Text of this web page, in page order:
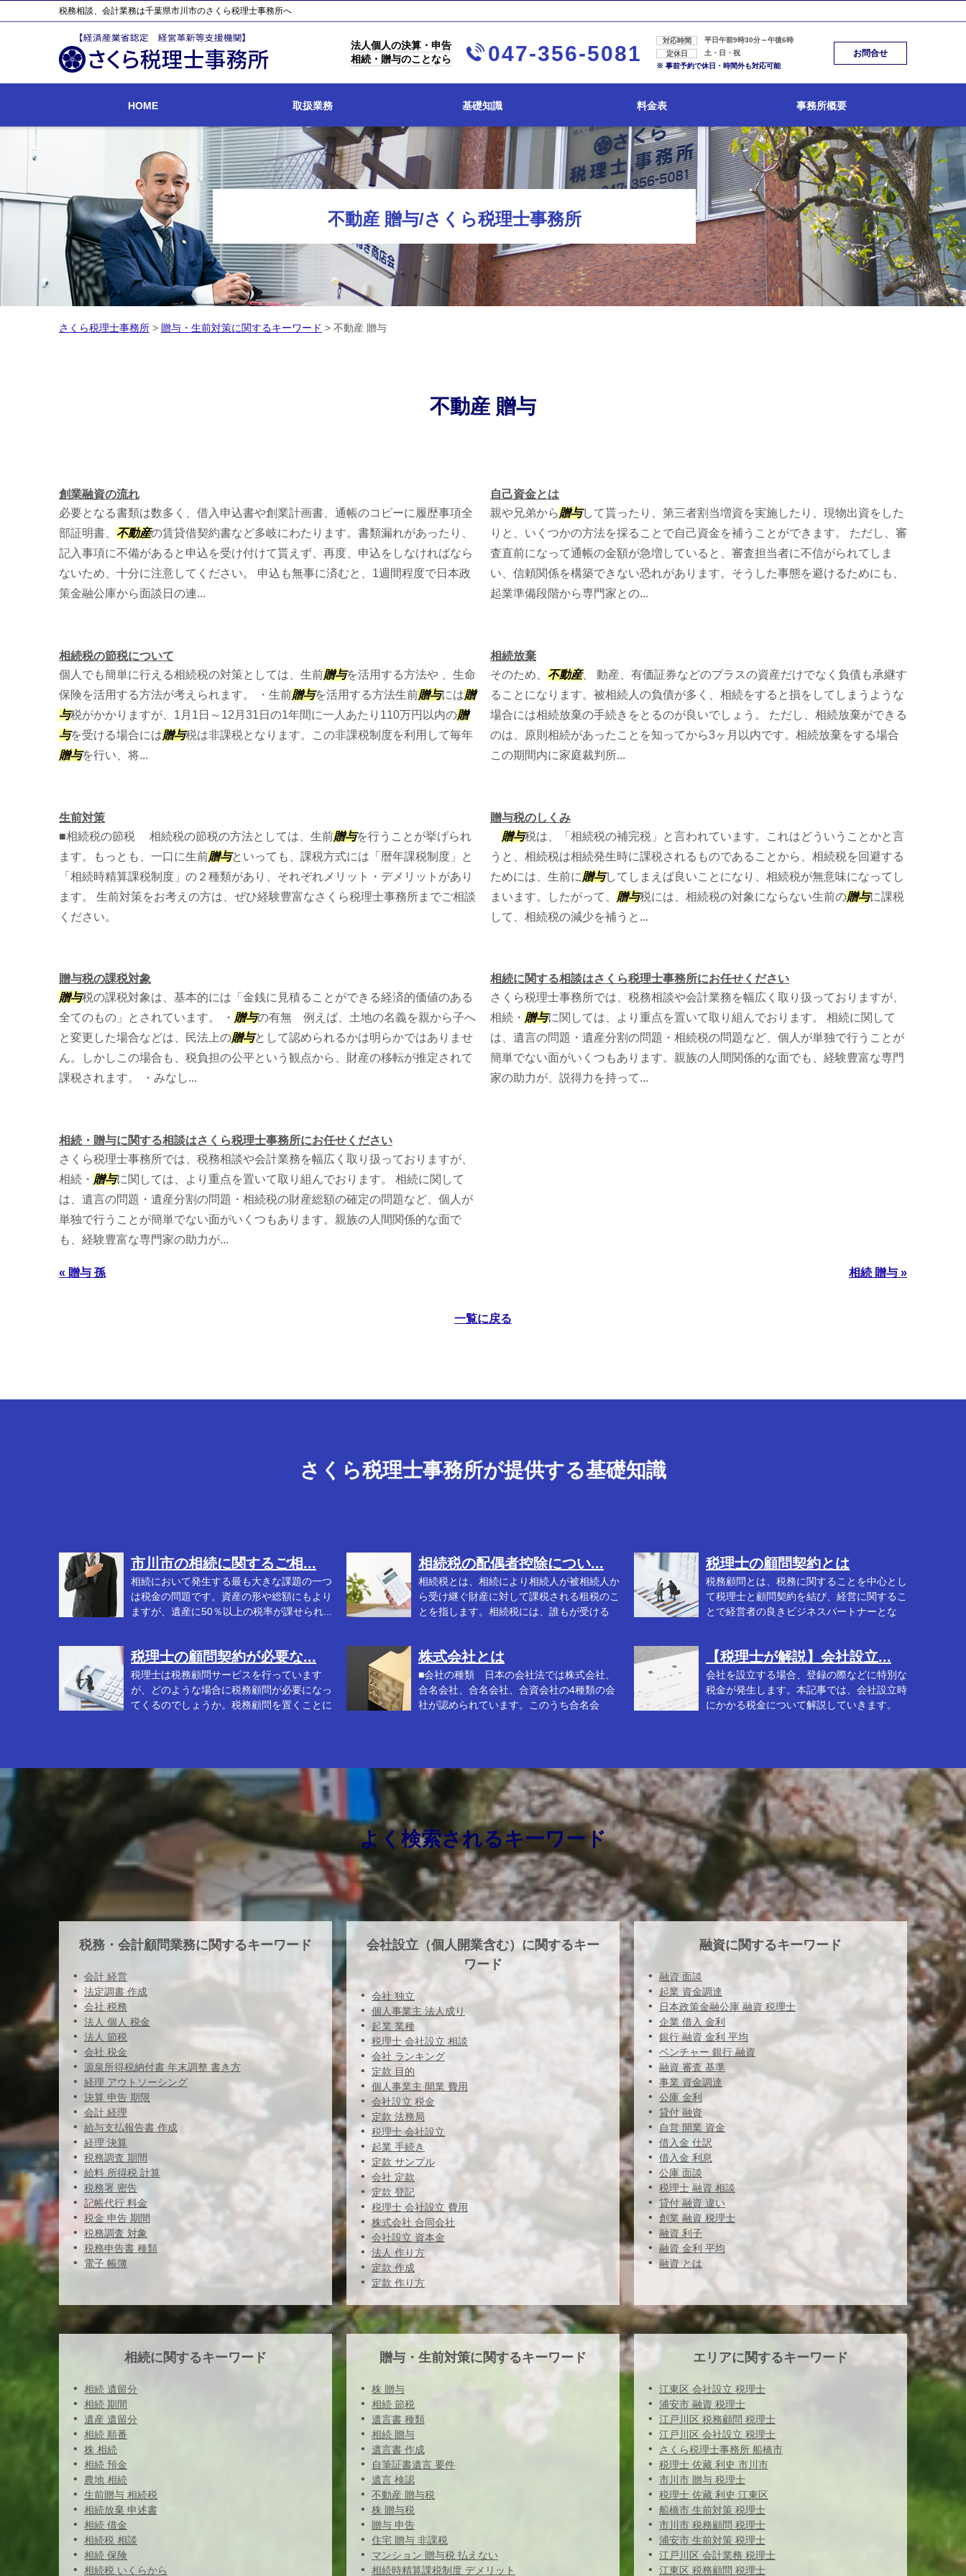
税務相談、会計業務は千葉県市川市のさくら税理士事務所へ
法人個人の決算・申告
相続・贈与のことなら
047-356-5081
対応時間
平日午前9時30分～午後6時
定休日
土・日・祝
※ 事前予約で休日・時間外も対応可能
お問合せ
HOME 取扱業務 基礎知識 料金表 事務所概要
不動産 贈与/さくら税理士事務所
さくら税理士事務所 > 贈与・生前対策に関するキーワード > 不動産 贈与
不動産 贈与
創業融資の流れ
必要となる書類は数多く、借入申込書や創業計画書、通帳のコピーに履歴事項全
部証明書、 不動産の賃貸借契約書など多岐にわたります。書類漏れがあったり、
記入事項に不備があると申込を受け付けて貰えず、再度、申込をしなければなら
ないため、十分に注意してください。 申込も無事に済むと、1週間程度で日本政
策金融公庫から面談日の連...
自己資金とは
親や兄弟から贈与して貰ったり、第三者割当増資を実施したり、現物出資をした
りと、いくつかの方法を採ることで自己資金を補うことができます。 ただし、審
査直前になって通帳の金額が急増していると、審査担当者に不信がられてしま
い、信頼関係を構築できない恐れがあります。そうした事態を避けるためにも、
起業準備段階から専門家との...
相続税の節税について
個人でも簡単に行える相続税の対策としては、生前贈与を活用する方法や 、生命
保険を活用する方法が考えられます。 ・生前贈与を活用する方法生前贈与には贈
与税がかかりますが、1月1日～12月31日の1年間に一人あたり110万円以内の贈
与を受ける場合には贈与税は非課税となります。この非課税制度を利用して毎年
贈与を行い、将...
相続放棄
そのため、 不動産、 動産、有価証券などのプラスの資産だけでなく負債も承継す
ることになります。被相続人の負債が多く、相続をすると損をしてしまうような
場合には相続放棄の手続きをとるのが良いでしょう。 ただし、相続放棄ができる
のは、原則相続があったことを知ってから3ヶ月以内です。相続放棄をする場合
この期間内に家庭裁判所...
生前対策
■相続税の節税 相続税の節税の方法としては、生前贈与を行うことが挙げられ
ます。もっとも、一口に生前贈与といっても、課税方式には「暦年課税制度」と
「相続時精算課税制度」の２種類があり、それぞれメリット・デメリットがあり
ます。 生前対策をお考えの方は、ぜひ経験豊富なさくら税理士事務所までご相談
ください。
贈与税のしくみ
贈与税は、「相続税の補完税」と言われています。これはどういうことかと言
うと、相続税は相続発生時に課税されるものであることから、相続税を回避する
ためには、生前に贈与してしまえば良いことになり、相続税が無意味になってし
まいます。したがって、 贈与税には、相続税の対象にならない生前の贈与に課税
して、相続税の減少を補うと...
贈与税の課税対象
贈与税の課税対象は、基本的には「金銭に見積ることができる経済的価値のある
全てのもの」とされています。 ・ 贈与の有無 例えば、土地の名義を親から子へ
と変更した場合などは、民法上の贈与として認められるかは明らかではありませ
ん。しかしこの場合も、税負担の公平という観点から、財産の移転が推定されて
課税されます。 ・みなし...
相続に関する相談はさくら税理士事務所にお任せください
さくら税理士事務所では、税務相談や会計業務を幅広く取り扱っておりますが、
相続・ 贈与に関しては、より重点を置いて取り組んでおります。 相続に関して
は、遺言の問題・遺産分割の問題・相続税の問題など、個人が単独で行うことが
簡単でない面がいくつもあります。親族の人間関係的な面でも、経験豊富な専門
家の助力が、説得力を持って...
相続・贈与に関する相談はさくら税理士事務所にお任せください
さくら税理士事務所では、税務相談や会計業務を幅広く取り扱っておりますが、
相続・ 贈与に関しては、より重点を置いて取り組んでおります。 相続に関して
は、遺言の問題・遺産分割の問題・相続税の財産総額の確定の問題など、個人が
単独で行うことが簡単でない面がいくつもあります。親族の人間関係的な面で
も、経験豊富な専門家の助力が...
« 贈与 孫 相続 贈与 »
一覧に戻る
さくら税理士事務所が提供する基礎知識
市川市の相続に関するご相...
相続において発生する最も大きな課題の一つ
は税金の問題です。資産の形や総額にもより
ますが、遺産に50％以上の税率が課せられ...
相続税の配偶者控除につい...
相続税とは、相続により相続人が被相続人か
ら受け継ぐ財産に対して課税される租税のこ
とを指します。相続税には、誰もが受ける
税理士の顧問契約とは
税務顧問とは、税務に関することを中心とし
て税理士と顧問契約を結び、経営に関するこ
とで経営者の良きビジネスパートナーとな
税理士の顧問契約が必要な...
税理士は税務顧問サービスを行っています
が、どのような場合に税務顧問が必要になっ
てくるのでしょうか。税務顧問を置くことに
株式会社とは
■会社の種類 日本の会社法では株式会社、
合名会社、合名会社、合資会社の4種類の会
社が認められています。このうち合名会
【税理士が解説】会社設立...
会社を設立する場合、登録の際などに特別な
税金が発生します。本記事では、会社設立時
にかかる税金について解説していきます。
よく検索されるキーワード
税務・会計顧問業務に関するキーワード
会計 経営
法定調書 作成
会社 税務
法人 個人 税金
法人 節税
会社 税金
源泉所得税納付書 年末調整 書き方
経理 アウトソーシング
決算 申告 期限
会計 経理
給与支払報告書 作成
経理 決算
税務調査 期間
給料 所得税 計算
税務署 密告
記帳代行 料金
税金 申告 期間
税務調査 対象
税務申告書 種類
電子 帳簿
会社設立（個人開業含む）に関するキー
ワード
会社 独立
個人事業主 法人成り
起業 業種
税理士 会社設立 相談
会社 ランキング
定款 目的
個人事業主 開業 費用
会社設立 税金
定款 法務局
税理士 会社設立
起業 手続き
定款 サンプル
会社 定款
定款 登記
税理士 会社設立 費用
株式会社 合同会社
会社設立 資本金
法人 作り方
定款 作成
定款 作り方
融資に関するキーワード
融資 面談
起業 資金調達
日本政策金融公庫 融資 税理士
企業 借入 金利
銀行 融資 金利 平均
ベンチャー 銀行 融資
融資 審査 基準
事業 資金調達
公庫 金利
貸付 融資
自営 開業 資金
借入金 仕訳
借入金 利息
公庫 面談
税理士 融資 相談
貸付 融資 違い
創業 融資 税理士
融資 利子
融資 金利 平均
融資 とは
相続に関するキーワード
相続 遺留分
相続 期間
遺産 遺留分
相続 順番
株 相続
相続 預金
農地 相続
生前贈与 相続税
相続放棄 申述書
相続 借金
相続税 相談
相続 保険
相続税 いくらから
贈与・生前対策に関するキーワード
株 贈与
相続 節税
遺言書 種類
相続 贈与
遺言書 作成
自筆証書遺言 要件
遺言 検認
不動産 贈与税
株 贈与税
贈与 申告
住宅 贈与 非課税
マンション 贈与税 払えない
相続時精算課税制度 デメリット
エリアに関するキーワード
江東区 会社設立 税理士
浦安市 融資 税理士
江戸川区 税務顧問 税理士
江戸川区 会社設立 税理士
さくら税理士事務所 船橋市
税理士 佐藏 利史 市川市
市川市 贈与 税理士
税理士 佐藏 利史 江東区
船橋市 生前対策 税理士
市川市 税務顧問 税理士
浦安市 生前対策 税理士
江戸川区 会計業務 税理士
江東区 税務顧問 税理士